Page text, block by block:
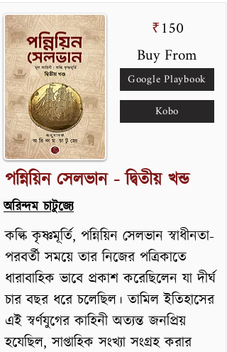
₹150
Buy From
Google Playbook
Kobo
পন্নিয়িন সেলভান - দ্বিতীয় খন্ড
অরিন্দম চাটুজ্যে
কল্কি কৃষ্ণমূর্তি, পন্নিয়িন সেলভান স্বাধীনতা-
পরবর্তী সময়ে তার নিজের পত্রিকাতে
ধারাবাহিক ভাবে প্রকাশ করেছিলেন যা দীর্ঘ
চার বছর ধরে চলেছিল। তামিল ইতিহাসের
এই স্বর্ণযুগের কাহিনী অত্যন্ত জনপ্রিয়
হযেছিল, সাপ্তাহিক সংখ্যা সংগ্রহ করার